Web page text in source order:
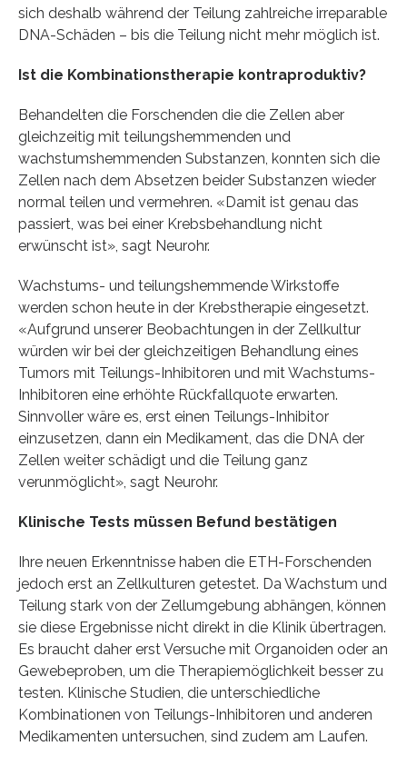
sich deshalb während der Teilung zahlreiche irreparable
DNA-Schäden – bis die Teilung nicht mehr möglich ist.
Ist die Kombinationstherapie kontraproduktiv?
Behandelten die Forschenden die die Zellen aber
gleichzeitig mit teilungshemmenden und
wachstumshemmenden Substanzen, konnten sich die
Zellen nach dem Absetzen beider Substanzen wieder
normal teilen und vermehren. «Damit ist genau das
passiert, was bei einer Krebsbehandlung nicht
erwünscht ist», sagt Neurohr.
Wachstums- und teilungshemmende Wirkstoffe
werden schon heute in der Krebstherapie eingesetzt.
«Aufgrund unserer Beobachtungen in der Zellkultur
würden wir bei der gleichzeitigen Behandlung eines
Tumors mit Teilungs-Inhibitoren und mit Wachstums-
Inhibitoren eine erhöhte Rückfallquote erwarten.
Sinnvoller wäre es, erst einen Teilungs-Inhibitor
einzusetzen, dann ein Medikament, das die DNA der
Zellen weiter schädigt und die Teilung ganz
verunmöglicht», sagt Neurohr.
Klinische Tests müssen Befund bestätigen
Ihre neuen Erkenntnisse haben die ETH-Forschenden
jedoch erst an Zellkulturen getestet. Da Wachstum und
Teilung stark von der Zellumgebung abhängen, können
sie diese Ergebnisse nicht direkt in die Klinik übertragen.
Es braucht daher erst Versuche mit Organoiden oder an
Gewebeproben, um die Therapiemöglichkeit besser zu
testen. Klinische Studien, die unterschiedliche
Kombinationen von Teilungs-Inhibitoren und anderen
Medikamenten untersuchen, sind zudem am Laufen.